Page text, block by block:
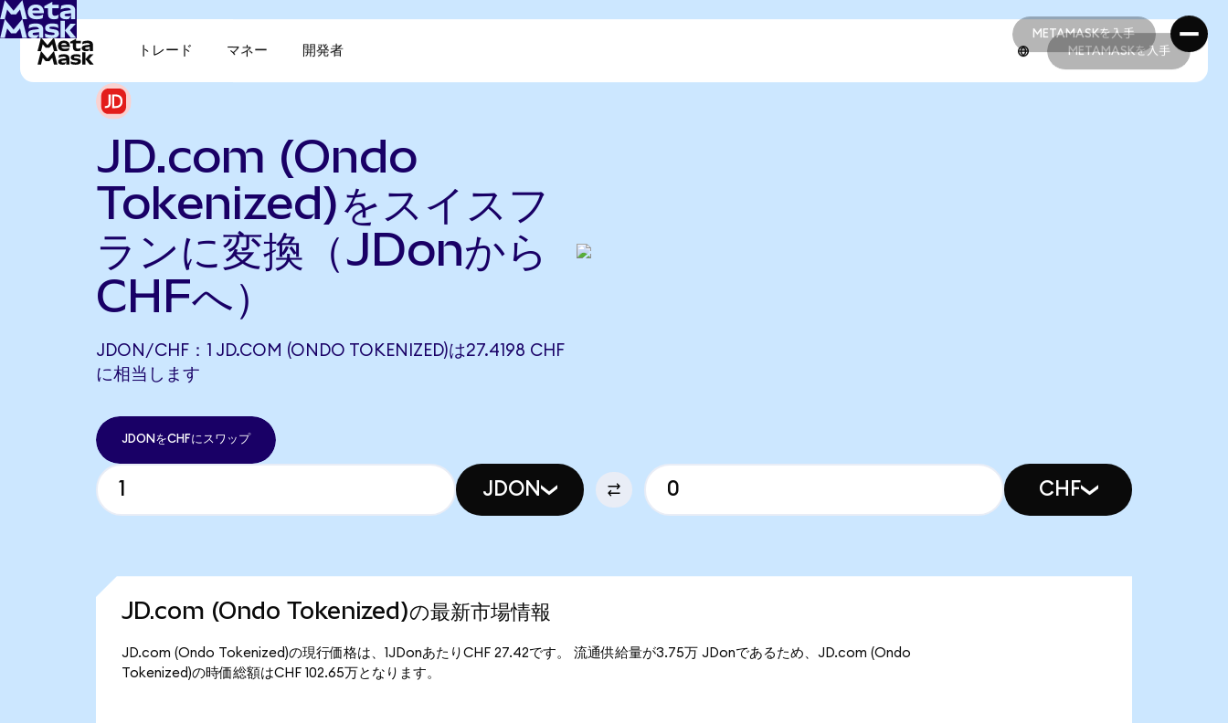
METAMASKを入手
METAMASKを入手
トレード マネー 開発者 METAMASKを入手
JD.com (Ondo
Tokenized)をスイスフ
ランに変換（JDonから
CHFへ）
JDON/CHF：1 JD.COM (ONDO TOKENIZED)は27.4198 CHF
に相当します
JDONをCHFにスワップ
JDON CHF
JD.com (Ondo Tokenized)の最新市場情報
JD.com (Ondo Tokenized)の現行価格は、1JDonあたりCHF 27.42です。 流通供給量が3.75万 JDonであるため、JD.com (Ondo
Tokenized)の時価総額はCHF 102.65万となります。